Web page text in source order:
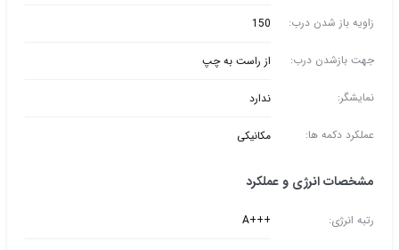
زاویه باز شدن درب: 150
جهت بازشدن درب: از راست به چپ
نمایشگر: ندارد
عملکرد دکمه ها: مکانیکی
مشخصات انرژی و عملکرد
رتبه انرژی: +++A